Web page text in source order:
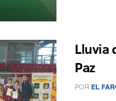
Lluvia
Paz
POR EL